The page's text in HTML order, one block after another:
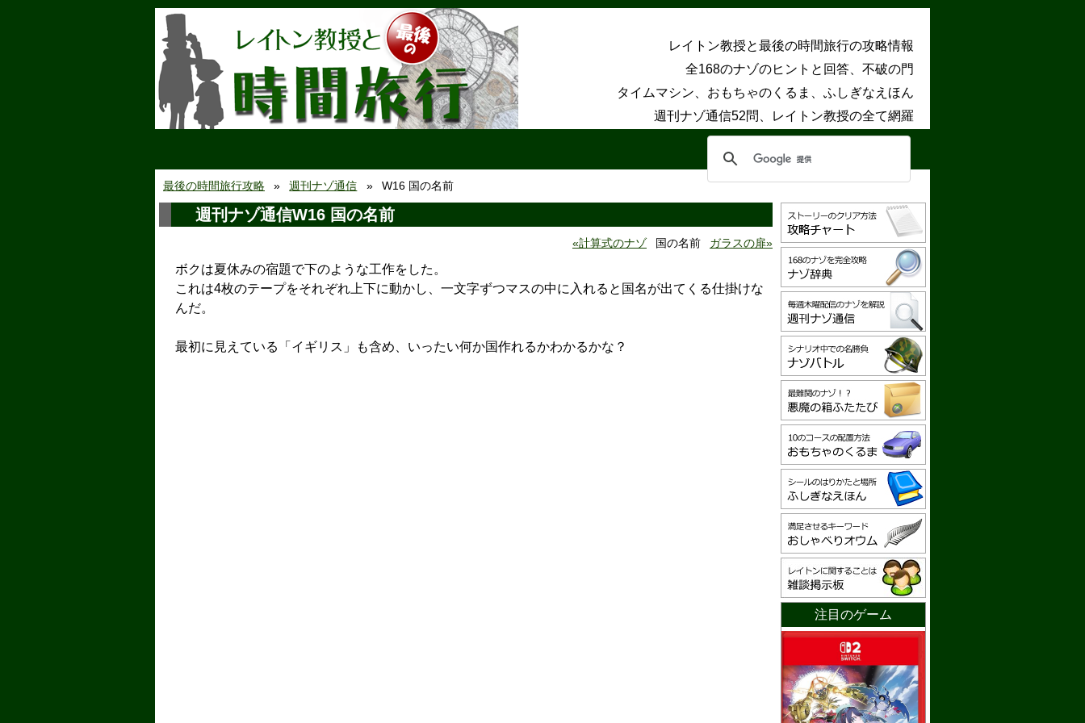
レイトン教授と最後の時間旅行の攻略情報
全168のナゾのヒントと回答、不破の門
タイムマシン、おもちゃのくるま、ふしぎなえほん
週刊ナゾ通信52問、レイトン教授の全て網羅
最後の時間旅行攻略 週刊ナゾ通信 W16 国の名前
週刊ナゾ通信W16 国の名前
計算式のナゾ 国の名前 ガラスの扉
ボクは夏休みの宿題で下のような工作をした。
これは4枚のテープをそれぞれ上下に動かし、一文字ずつマスの中に入れると国名が出てくる仕掛けな
んだ。
最初に見えている「イギリス」も含め、いったい何か国作れるかわかるかな？
注目のゲーム